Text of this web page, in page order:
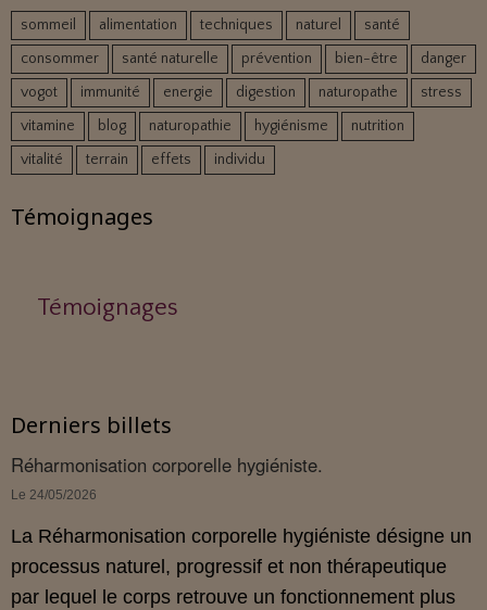
sommeil alimentation techniques naturel
santé
consommer
santé naturelle prévention bien-être
danger
vogot
immunité energie digestion naturopathe
stress
vitamine
blog naturopathie hygiénisme
nutrition
vitalité
terrain effets individu
Témoignages
Témoignages
Derniers billets
Réharmonisation corporelle hygiéniste.
Le 24/05/2026
La Réharmonisation corporelle hygiéniste désigne un
processus naturel, progressif et non thérapeutique
par lequel le corps retrouve un fonctionnement plus